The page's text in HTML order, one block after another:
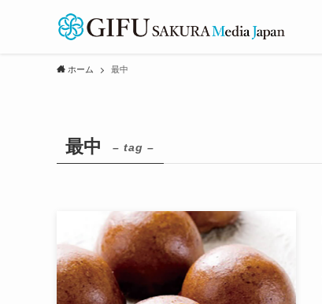
ホーム 最中
最中 – tag –